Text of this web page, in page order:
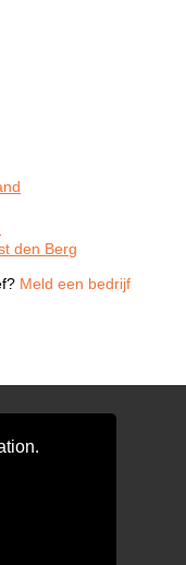
den Berg
Meld een bedrijf